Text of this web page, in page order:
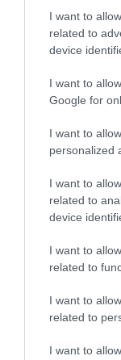
I want to
related to
device
I want to
Google for
I want to
personalized
I want to
related to
device
I want to
related to
I want to
related to
I want to
we should
fact, fly to
Tbilisi,
— Ryanair
BÓNUSZ:
lelkesedéssel
emberre,
Nos, az egész
kapott, ami